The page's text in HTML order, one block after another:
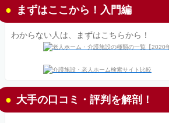
まずはここから！入門編
わからない人は、まずはこちらから！
大手の口コミ・評判を解剖！